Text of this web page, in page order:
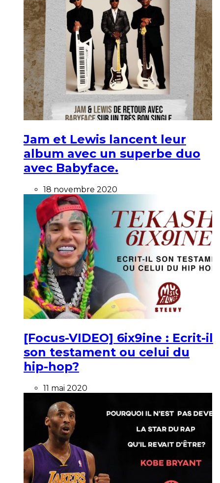
Jam et Lewis lancent leur
album avec un superbe duo
avec Babyface.
18 novembre 2020
[Focus-VIDEO] 6ix9ine : Ecrit-il
son testament ou celui du
hip-hop?
11 mai 2020